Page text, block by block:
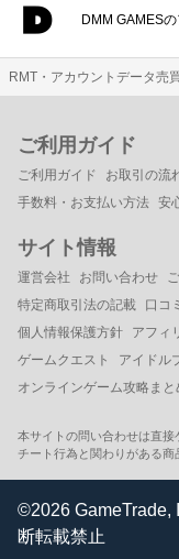
DMM GAMES
RMT・アカウントデータ売
ご利用ガイド
ご利用ガイド お取引の流
手数料・お支払い方法 安
サイト情報
運営会社 お問い合わせ
特定商取引法の記載
口コ
個人情報保護方針
アフィ
ゲームクエスト
アイドル
オンラインゲーム攻略まと
本サイトの問い合わせは直接
チート行為と関わりがある商
©2026 GameTrade,
断転載禁止